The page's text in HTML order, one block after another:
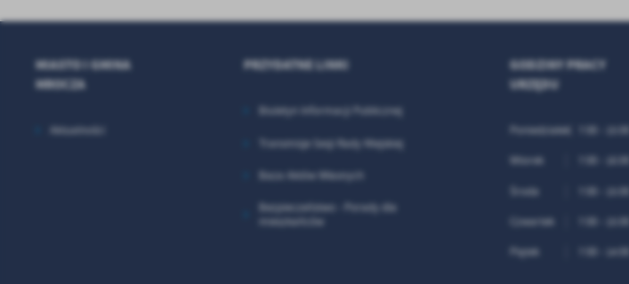
MIASTO I GMINA
MROCZA
Aktualności
PRZYDATNE LINKI
Biuletyn Informacji Publicznej
Transmisje Sesji Rady Miejskiej
Baza Aktów Własnych
Bezpieczeństwo - Porady dla
mieszkańców
GODZINY PRACY
URZĘDU
Poniedziałek
Wtorek
Środa
Czwartek
Piątek 7:00 - 14:00